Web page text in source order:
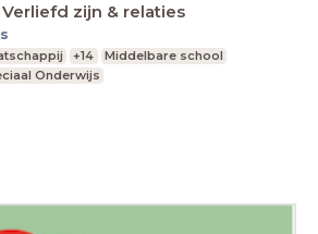
zijn & relaties
+14
Middelbare school
Onderwijs